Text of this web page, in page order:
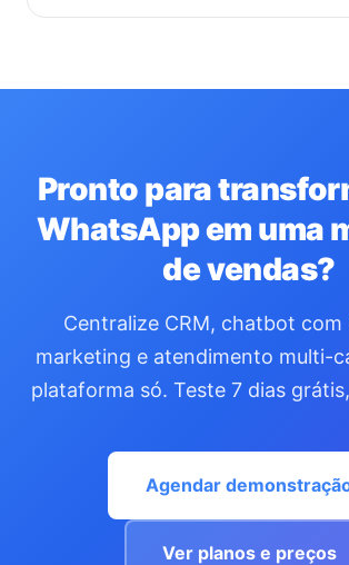
Pronto para
WhatsApp em uma
de vendas?
Centralize CRM, chatbot com
marketing e atendimento multi-
plataforma só. Teste 7 dias
Agendar
Ver planos e preços